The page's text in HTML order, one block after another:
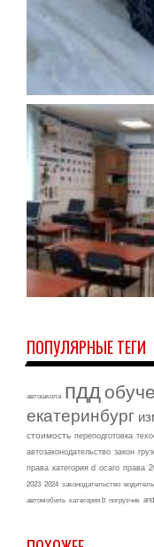
ПОПУЛЯРНЫЕ ТЕГИ
автошкола пдд
екатеринбург
стоимость переподготовка
автозаконодательство закон
права категория d осаго права
2023 2024 законодательство
автомобиль категория b погрузчик